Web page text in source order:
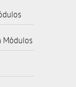
Módulos